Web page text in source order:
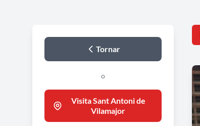
Tornar
o
Visita Sant Antoni de
Vilamajor